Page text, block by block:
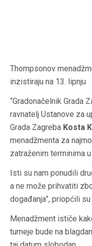
Thompsonov
inzistiraju na 13. lipnju
“Gradonačelnik Grada
ravnatelj Ustanove za
Grada Zagreba Kosta
menadžmenta za
zatraženim terminima
Isti su nam ponudili
a ne može prihvatiti
događanja”, priopćili
Menadžment ističe
turneje bude na blagdan